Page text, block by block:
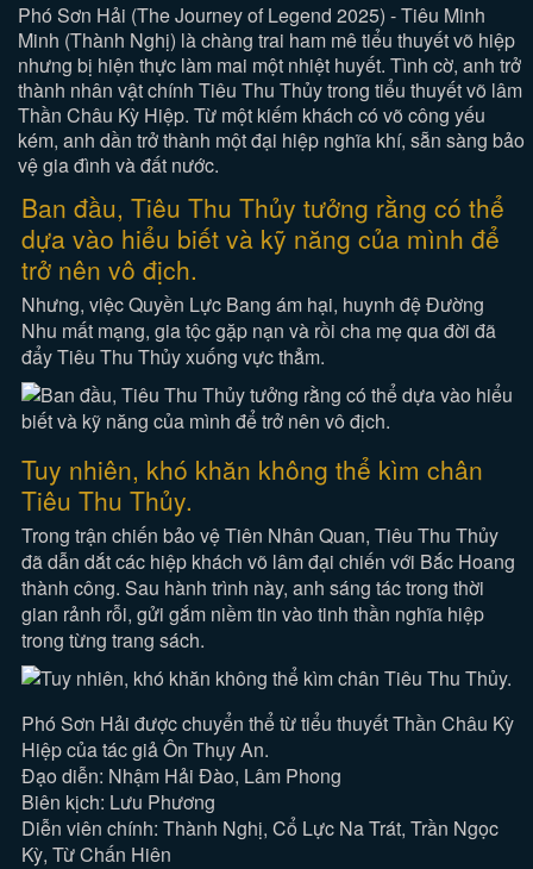
Phó Sơn Hải (The Journey of Legend 2025) - Tiêu Minh
Minh (Thành Nghị) là chàng trai ham mê tiểu thuyết võ hiệp
nhưng bị hiện thực làm mai một nhiệt huyết. Tình cờ, anh trở
thành nhân vật chính Tiêu Thu Thủy trong tiểu thuyết võ lâm
Thần Châu Kỳ Hiệp. Từ một kiếm khách có võ công yếu
kém, anh dần trở thành một đại hiệp nghĩa khí, sẵn sàng bảo
vệ gia đình và đất nước.
Ban đầu, Tiêu Thu Thủy tưởng rằng có thể
dựa vào hiểu biết và kỹ năng của mình để
trở nên vô địch.
Nhưng, việc Quyền Lực Bang ám hại, huynh đệ Đường
Nhu mất mạng, gia tộc gặp nạn và rồi cha mẹ qua đời đã
đẩy Tiêu Thu Thủy xuống vực thẳm.
Tuy nhiên, khó khăn không thể kìm chân
Tiêu Thu Thủy.
Trong trận chiến bảo vệ Tiên Nhân Quan, Tiêu Thu Thủy
đã dẫn dắt các hiệp khách võ lâm đại chiến với Bắc Hoang
thành công. Sau hành trình này, anh sáng tác trong thời
gian rảnh rỗi, gửi gắm niềm tin vào tinh thần nghĩa hiệp
trong từng trang sách.
Phó Sơn Hải được chuyển thể từ tiểu thuyết Thần Châu Kỳ
Hiệp của tác giả Ôn Thụy An.
Đạo diễn: Nhậm Hải Đào, Lâm Phong
Biên kịch: Lưu Phương
Diễn viên chính: Thành Nghị, Cổ Lực Na Trát, Trần Ngọc
Kỳ, Từ Chấn Hiên